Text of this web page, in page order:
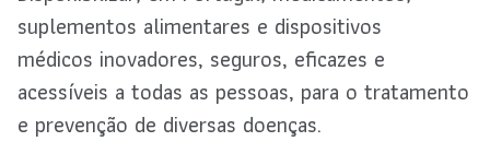
suplementos alimentares e dispositivos
médicos inovadores, seguros, eficazes e
acessíveis a todas as pessoas, para o tratamento
e prevenção de diversas doenças.